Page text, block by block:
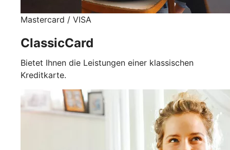
Mastercard / VISA
ClassicCard
Bietet Ihnen die Leistungen einer klassischen
Kreditkarte.